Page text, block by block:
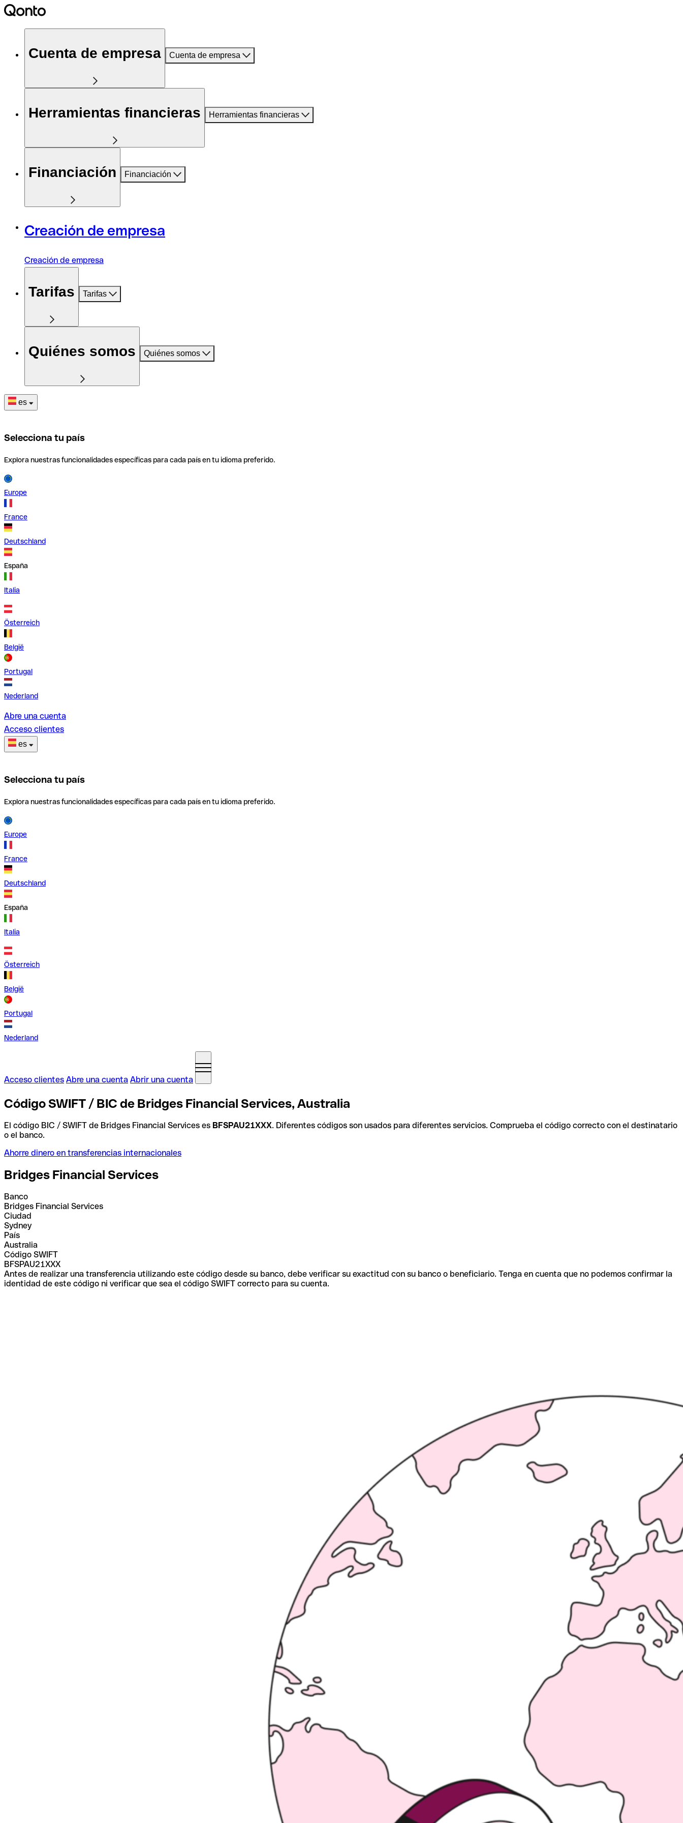
Cuenta de empresa Cuenta de empresa
Herramientas financieras Herramientas financieras
Financiación Financiación
Creación de empresa
Creación de empresa
Tarifas Tarifas
Quiénes somos Quiénes somos
es
Selecciona tu país
Explora nuestras funcionalidades específicas para cada país en tu idioma preferido.
Europe
France
Deutschland
España
Italia
Österreich
België
Portugal
Nederland
Abre una cuenta
Acceso clientes
es
Selecciona tu país
Explora nuestras funcionalidades específicas para cada país en tu idioma preferido.
Europe
France
Deutschland
España
Italia
Österreich
België
Portugal
Nederland
Acceso clientes Abre una cuenta Abrir una cuenta
Código SWIFT / BIC de Bridges Financial Services, Australia
El código BIC / SWIFT de Bridges Financial Services es BFSPAU21XXX. Diferentes códigos son usados para diferentes servicios. Comprueba el código correcto con el destinatario
o el banco.
Ahorre dinero en transferencias internacionales
Bridges Financial Services
Banco
Bridges Financial Services
Ciudad
Sydney
País
Australia
Código SWIFT
BFSPAU21XXX
Antes de realizar una transferencia utilizando este código desde su banco, debe verificar su exactitud con su banco o beneficiario. Tenga en cuenta que no podemos confirmar la
identidad de este código ni verificar que sea el código SWIFT correcto para su cuenta.